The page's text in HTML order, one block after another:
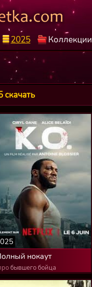
2025 Коллекции
нокаут
бывшего бойца